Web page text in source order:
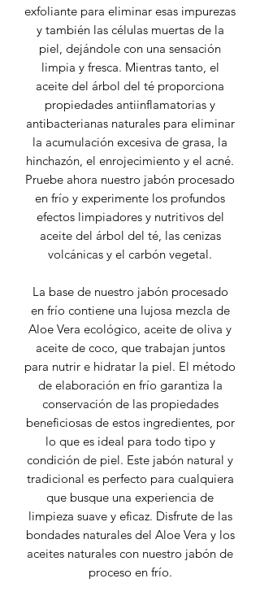
exfoliante para eliminar esas impurezas
y también las células muertas de la
piel, dejándole con una sensación
limpia y fresca. Mientras tanto, el
aceite del árbol del té proporciona
propiedades antiinflamatorias y
antibacterianas naturales para eliminar
la acumulación excesiva de grasa, la
hinchazón, el enrojecimiento y el acné.
Pruebe ahora nuestro jabón procesado
en frío y experimente los profundos
efectos limpiadores y nutritivos del
aceite del árbol del té, las cenizas
volcánicas y el carbón vegetal.
La base de nuestro jabón procesado
en frío contiene una lujosa mezcla de
Aloe Vera ecológico, aceite de oliva y
aceite de coco, que trabajan juntos
para nutrir e hidratar la piel. El método
de elaboración en frío garantiza la
conservación de las propiedades
beneficiosas de estos ingredientes, por
lo que es ideal para todo tipo y
condición de piel. Este jabón natural y
tradicional es perfecto para cualquiera
que busque una experiencia de
limpieza suave y eficaz. Disfrute de las
bondades naturales del Aloe Vera y los
aceites naturales con nuestro jabón de
proceso en frío.